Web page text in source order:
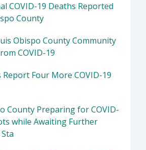
COVID-19 Deaths Reported
County
Obispo County Community
COVID-19
Four More COVID-19
County Preparing for COVID-
while Awaiting Further